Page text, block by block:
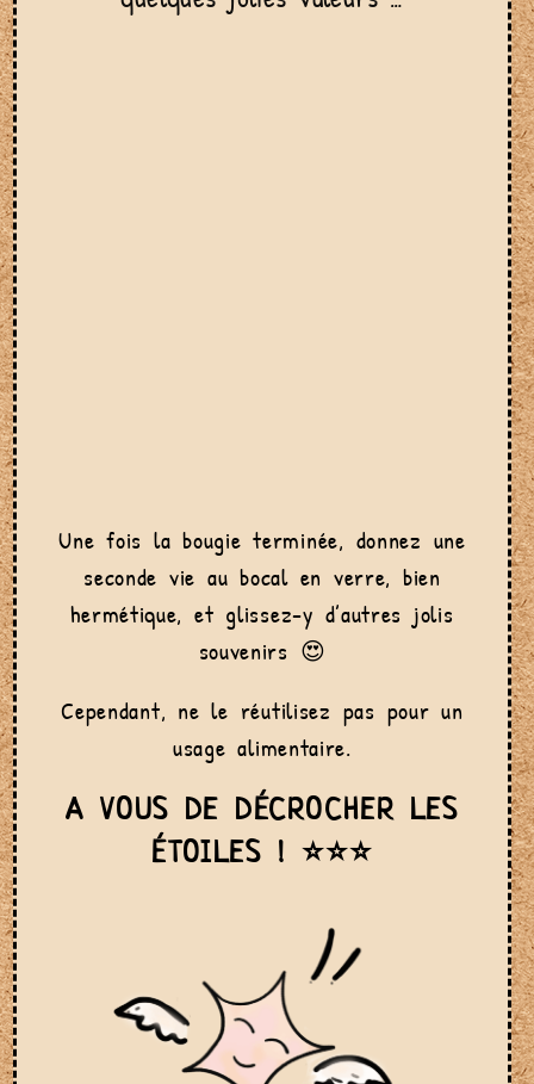
Une fois la bougie terminée, donnez une
seconde vie au bocal en verre, bien
hermétique, et glissez-y d’autres jolis
souvenirs 😍
Cependant, ne le réutilisez pas pour un
usage alimentaire.
A VOUS DE DÉCROCHER LES
ÉTOILES !⭐⭐⭐